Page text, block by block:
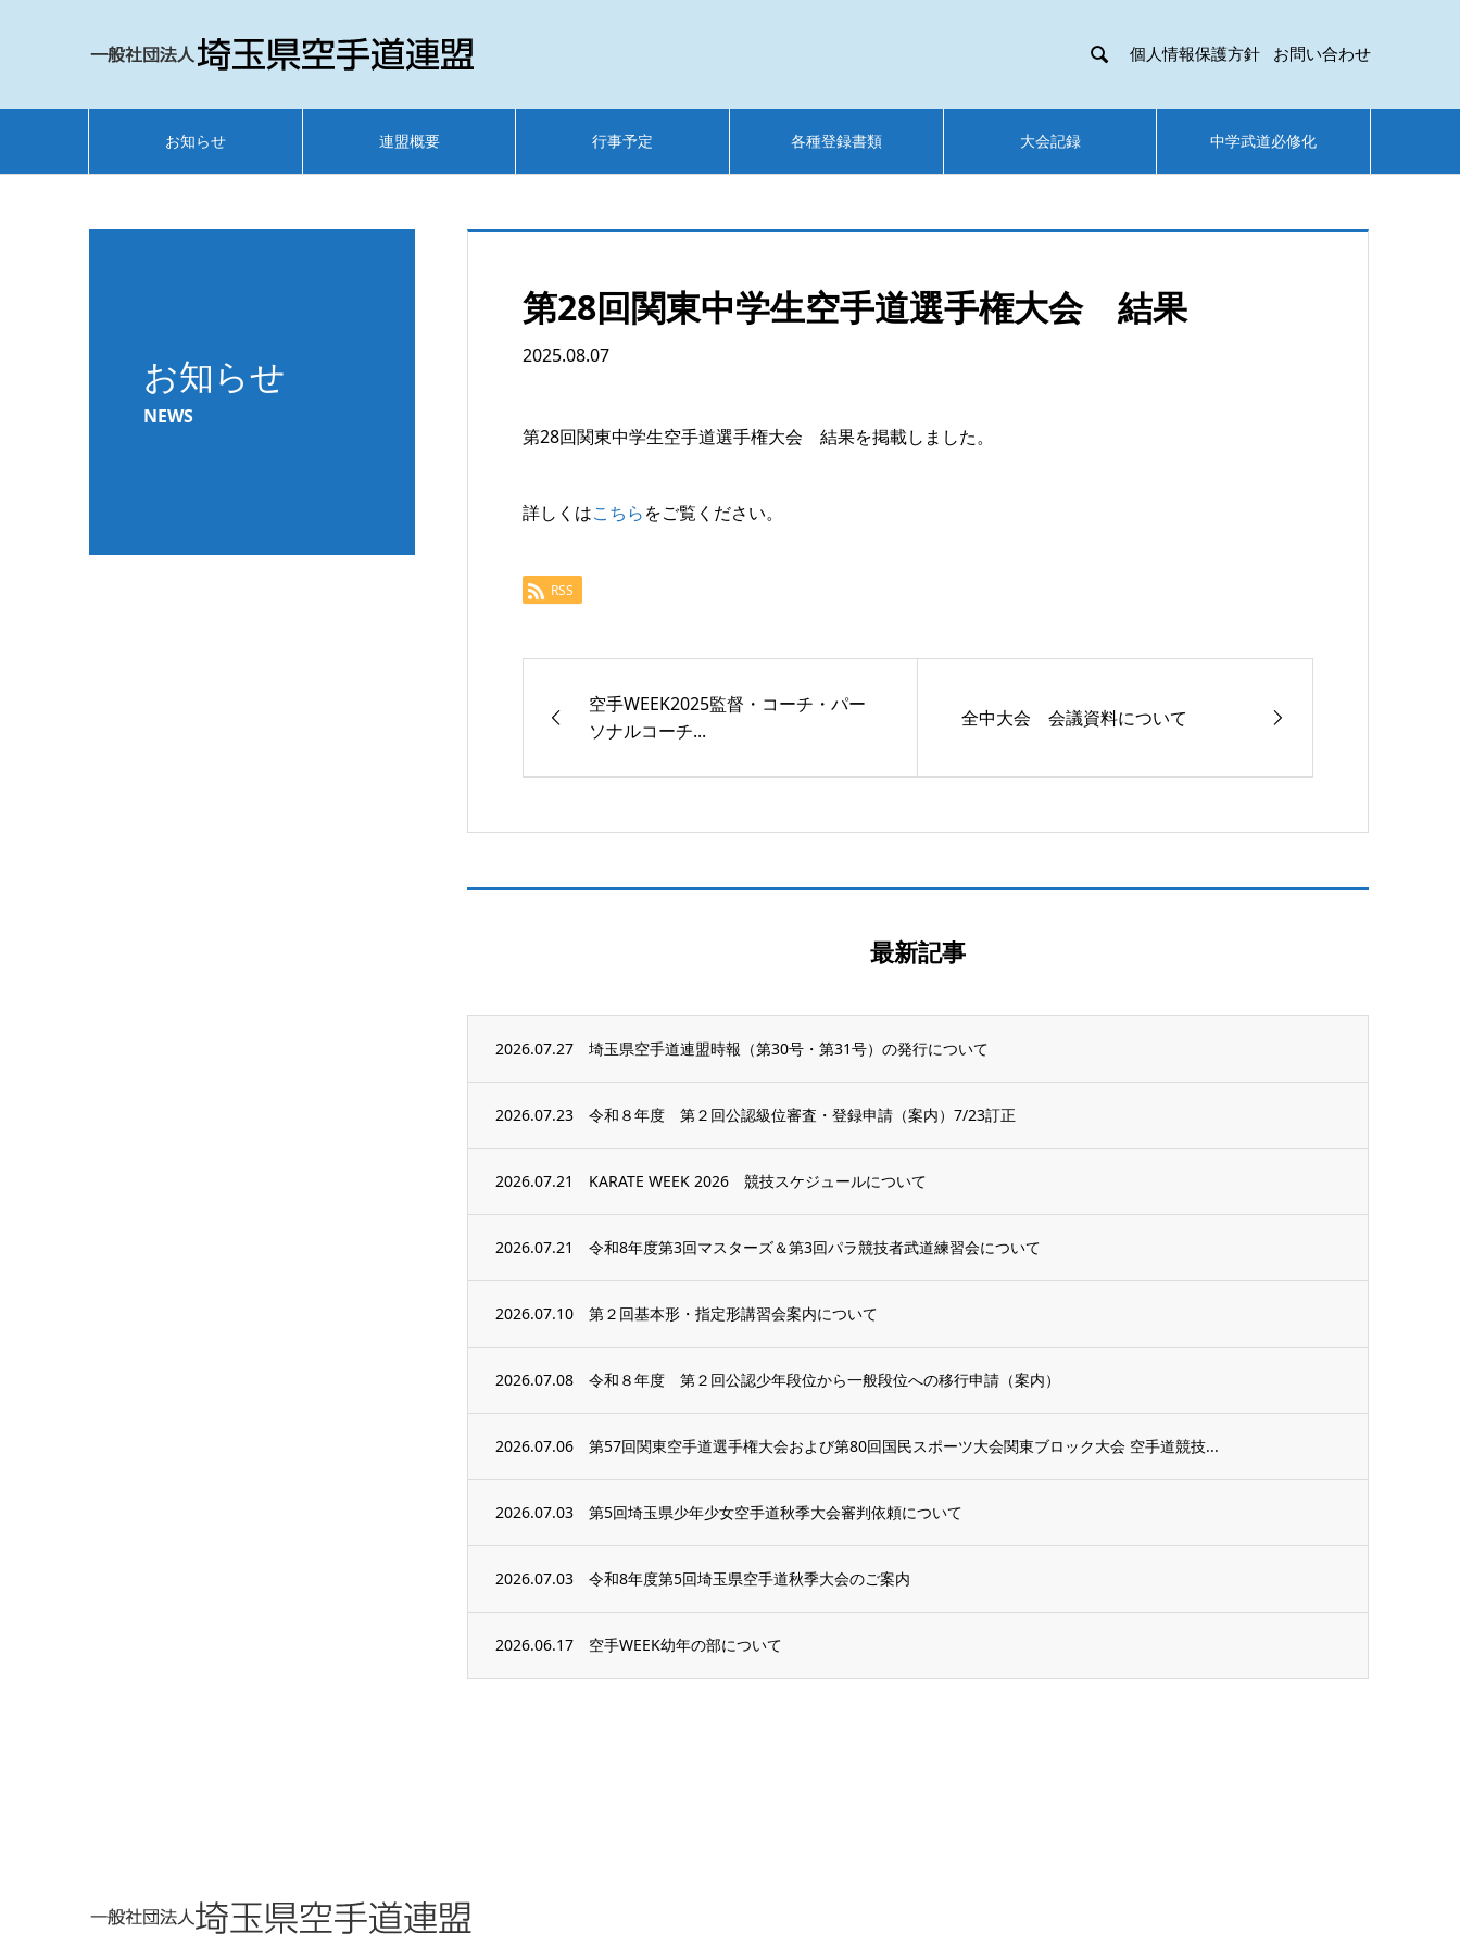
 個人情報保護方針 お問い合わせ
お知らせ 連盟概要 行事予定 各種登録書類 大会記録 中学武道必修化
お知らせ
NEWS
第28回関東中学生空手道選手権大会 結果
2025.08.07
第28回関東中学生空手道選手権大会 結果を掲載しました。
詳しくはこちらをご覧ください。
RSS
空手WEEK2025監督・コーチ・パー
ソナルコーチ...
全中大会 会議資料について
最新記事
2026.07.27 埼玉県空手道連盟時報（第30号・第31号）の発行について
2026.07.23 令和８年度 第２回公認級位審査・登録申請（案内）7/23訂正
2026.07.21 KARATE WEEK 2026 競技スケジュールについて
2026.07.21 令和8年度第3回マスターズ＆第3回パラ競技者武道練習会について
2026.07.10 第２回基本形・指定形講習会案内について
2026.07.08 令和８年度 第２回公認少年段位から一般段位への移行申請（案内）
2026.07.06 第57回関東空手道選手権大会および第80回国民スポーツ大会関東ブロック大会 空手道競技...
2026.07.03 第5回埼玉県少年少女空手道秋季大会審判依頼について
2026.07.03 令和8年度第5回埼玉県空手道秋季大会のご案内
2026.06.17 空手WEEK幼年の部について